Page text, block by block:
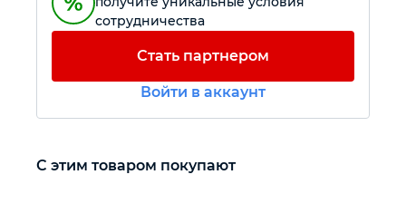
Крепежный инструмент
сотрудничества
Стать партнером
Войти в аккаунт
С этим товаром покупают